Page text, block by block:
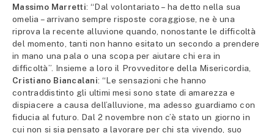
Massimo Marretti: “Dal volontariato – ha detto nella sua
omelia – arrivano sempre risposte coraggiose, ne è una
riprova la recente alluvione quando, nonostante le difficoltà
del momento, tanti non hanno esitato un secondo a prendere
in mano una pala o una scopa per aiutare chi era in
difficoltà”. Insieme a loro il Provveditore della Misericordia,
Cristiano Biancalani: “Le sensazioni che hanno
contraddistinto gli ultimi mesi sono state di amarezza e
dispiacere a causa dell’alluvione, ma adesso guardiamo con
fiducia al futuro. Dal 2 novembre non c’è stato un giorno in
cui non si sia pensato a lavorare per chi sta vivendo, suo